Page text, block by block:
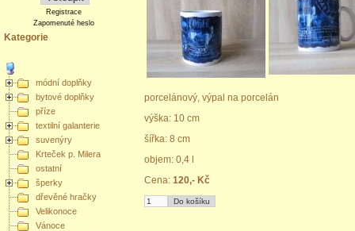
Registrace
Zapomenuté heslo
Kategorie
módní doplňky
bytové doplňky
příze
textilní galanterie
suvenýry
Krteček p. Milera
ostatní
šperky
dřevěné hračky
Velikonoce
Vánoce
porcelánový, výpal na porcelán
výška: 10 cm
šířka: 8 cm
objem: 0,4 l
Cena: 120,- Kč